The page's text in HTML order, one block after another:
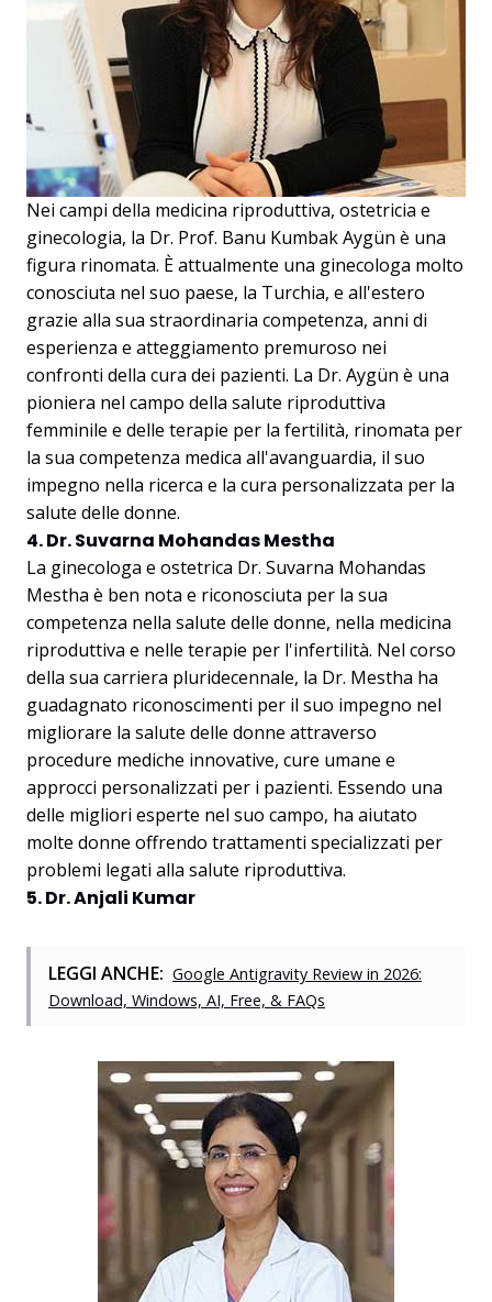
Nei campi della medicina riproduttiva, ostetricia e
ginecologia, la Dr. Prof. Banu Kumbak Aygün è una
figura rinomata. È attualmente una ginecologa molto
conosciuta nel suo paese, la Turchia, e all'estero
grazie alla sua straordinaria competenza, anni di
esperienza e atteggiamento premuroso nei
confronti della cura dei pazienti. La Dr. Aygün è una
pioniera nel campo della salute riproduttiva
femminile e delle terapie per la fertilità, rinomata per
la sua competenza medica all'avanguardia, il suo
impegno nella ricerca e la cura personalizzata per la
salute delle donne.
4. Dr. Suvarna Mohandas Mestha
La ginecologa e ostetrica Dr. Suvarna Mohandas
Mestha è ben nota e riconosciuta per la sua
competenza nella salute delle donne, nella medicina
riproduttiva e nelle terapie per l'infertilità. Nel corso
della sua carriera pluridecennale, la Dr. Mestha ha
guadagnato riconoscimenti per il suo impegno nel
migliorare la salute delle donne attraverso
procedure mediche innovative, cure umane e
approcci personalizzati per i pazienti. Essendo una
delle migliori esperte nel suo campo, ha aiutato
molte donne offrendo trattamenti specializzati per
problemi legati alla salute riproduttiva.
5. Dr. Anjali Kumar
LEGGI ANCHE: Google Antigravity Review in 2026:
Download, Windows, AI, Free, & FAQs